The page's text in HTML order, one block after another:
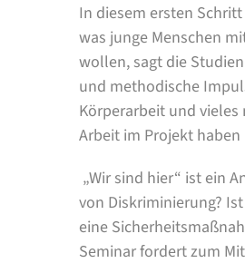
In diesem ersten
was junge Menschen
wollen, sagt die
und methodische
Körperarbeit und vieles
Arbeit im Projekt
„Wir sind hier“ ist ein
von Diskriminierung?
eine
Seminar fordert zum